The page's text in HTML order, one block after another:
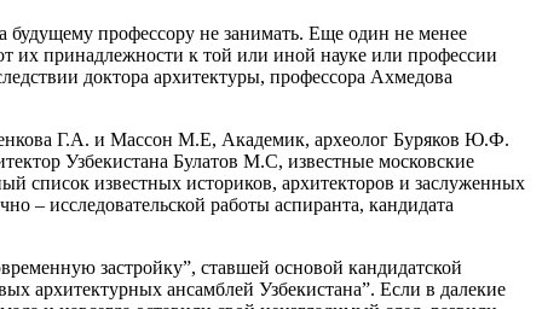
будущему профессору не занимать. Еще один не менее
принадлежности к той или иной науке или профессии
доктора архитектуры, профессора Ахмедова
Г.А. и Массон М.Е, Академик, археолог Буряков Ю.Ф.
Узбекистана Булатов М.С, известные московские
известных историков, архитекторов и заслуженных
– исследовательской работы аспиранта, кандидата
застройку”, ставшей основой кандидатской
архитектурных ансамблей Узбекистана”. Если в далекие